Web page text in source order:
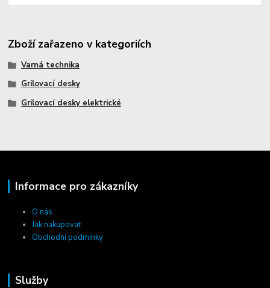
Zboží zařazeno v kategoriích
Varná technika
Grilovací desky
Grilovací desky elektrické
Informace pro zákazníky
O nás
Jak nakupovat
Obchodní podmínky
Služby